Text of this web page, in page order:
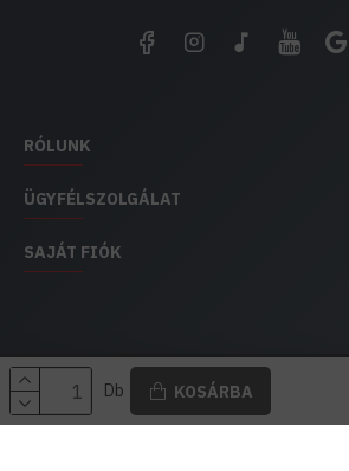
Db KOSÁRBA
RÓLUNK
ÜGYFÉLSZOLGÁLAT
SAJÁT FIÓK
EH IMPEX / Copyright © 1991-2025